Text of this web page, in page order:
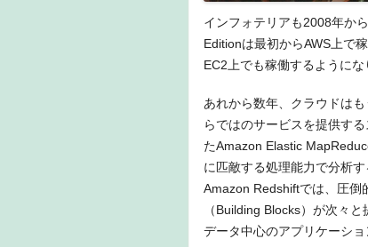
インフォテリアも2008年か
Editionは最初からAWS上で
EC2上でも稼働するようにな
あれから数年、クラウドは
らではのサービスを提供す
たAmazon Elastic
に匹敵する処理能力で分析
Amazon Redshiftでは、圧倒
（Building Blocks）が次々
データ中心のアプリケーシ